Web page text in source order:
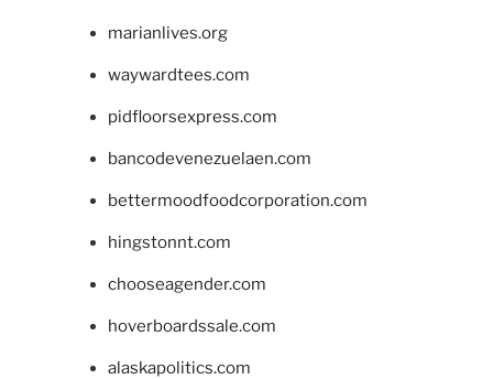
marianlives.org
waywardtees.com
pidfloorsexpress.com
bancodevenezuelaen.com
bettermoodfoodcorporation.com
hingstonnt.com
chooseagender.com
hoverboardssale.com
alaskapolitics.com